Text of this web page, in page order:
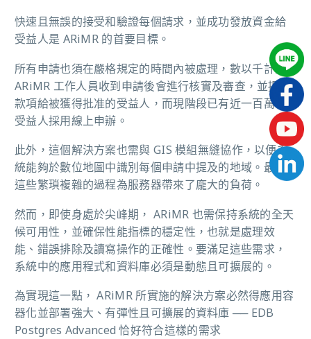
快速且無誤的接受和驗證每個請求，並成功發放資金給
受益人是 ARiMR 的首要目標。
所有申請也須在嚴格規定的時間內被處理，數以千計的
ARiMR 工作人員收到申請後會進行核實及審查，並提撥
款項給被獲得批准的受益人，而現階段已有近一百萬名
受益人採用線上申辦。
此外，這個解決方案也需與 GIS 模組無縫協作，以便系
統能夠於數位地圖中識別每個申請中提及的地域。 最終
這些繁瑣複雜的過程為服務器帶來了龐大的負荷。
然而，即使身處於尖峰期， ARiMR 也需保持系統的全天
候可用性，並確保性能指標的穩定性，也就是處理效
能、錯誤排除及讀寫操作的正確性。要滿足這些需求，
系統中的應用程式和資料庫必須是動態且可擴展的。
為實現這一點， ARiMR 所實施的解決方案必然得應用容
器化並部署強大、有彈性且可擴展的資料庫 ── EDB
Postgres Advanced 恰好符合這樣的需求